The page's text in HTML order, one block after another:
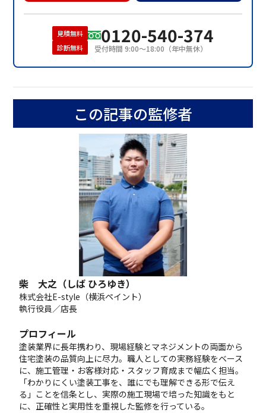
見積無料
診断無料
0120-540-374
受付時間 9:00〜18:00（年中無休）
この記事の監修者
柴 大之（しば ひろゆき）
株式会社E-style（横浜ペイント）
執行役員／店長
プロフィール
塗装業界に長年携わり、現場経験とマネジメントの両面から
住宅塗装の品質向上に尽力。職人としての実務経験をベース
に、施工管理・お客様対応・スタッフ育成まで幅広く担当。
「わかりにくい塗装工事を、誰にでも理解できる形で伝え
る」ことを信条とし、実際の施工現場で培った知識をもと
に、正確性と実用性を重視した監修を行っている。